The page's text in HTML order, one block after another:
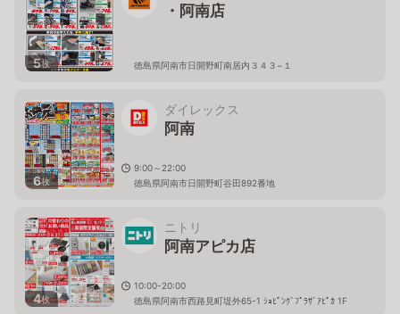
5枚
・阿南店
徳島県阿南市日開野町南居内３４３−１
6枚
ダイレックス
阿南
9:00～22:00
徳島県阿南市日開野町谷田892番地
4枚
ニトリ
阿南アピカ店
10:00-20:00
徳島県阿南市西路見町堤外65-1 ｼｮﾋﾟﾝｸﾞﾌﾟﾗｻﾞｱﾋﾟｶ 1F